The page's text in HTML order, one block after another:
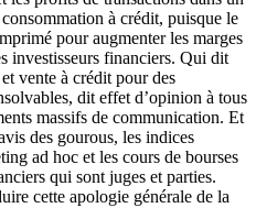
à crédit, puisque le
pour augmenter les marges
investisseurs financiers. Qui dit
vente à crédit pour des
dit effet d’opinion à tous
massifs de communication. Et
des gourous, les indices
ad hoc et les cours de bourses
qui sont juges et parties.
cette apologie générale de la